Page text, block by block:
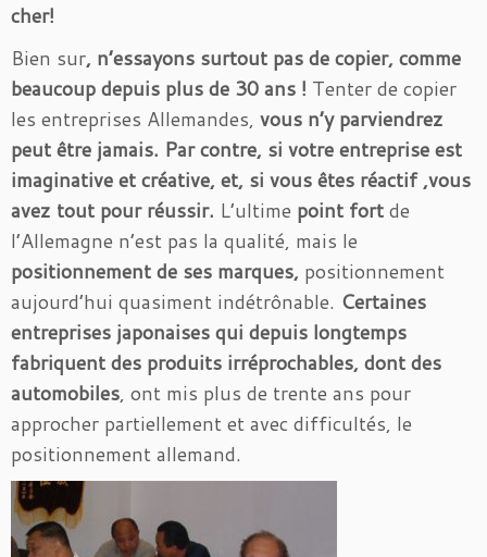
cher!
Bien sur, n’essayons surtout pas de copier, comme
beaucoup depuis plus de 30 ans ! Tenter de copier
les entreprises Allemandes, vous n’y parviendrez
peut être jamais. Par contre, si votre entreprise est
imaginative et créative, et, si vous êtes réactif ,vous
avez tout pour réussir. L’ultime point fortde
l’Allemagne n’est pas la qualité, mais le
positionnement de ses marques, positionnement
aujourd’hui quasiment indétrônable. Certaines
entreprises japonaises qui depuis longtemps
fabriquent des produits irréprochables, dont des
automobiles, ont mis plus de trente ans pour
approcher partiellement et avec difficultés, le
positionnement allemand.